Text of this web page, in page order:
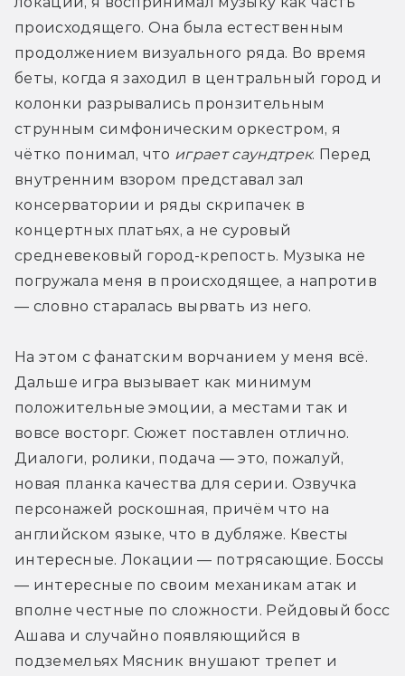
происходящего. Она была естественным
продолжением визуального ряда. Во время
беты, когда я заходил в центральный город и
колонки разрывались пронзительным
струнным симфоническим оркестром, я
чётко понимал, что играет саундтрек. Перед
внутренним взором представал зал
консерватории и ряды скрипачек в
концертных платьях, а не суровый
средневековый город-крепость. Музыка не
погружала меня в происходящее, а напротив
— словно старалась вырвать из него.
На этом с фанатским ворчанием у меня всё.
Дальше игра вызывает как минимум
положительные эмоции, а местами так и
вовсе восторг. Сюжет поставлен отлично.
Диалоги, ролики, подача — это, пожалуй,
новая планка качества для серии. Озвучка
персонажей роскошная, причём что на
английском языке, что в дубляже. Квесты
интересные. Локации — потрясающие. Боссы
— интересные по своим механикам атак и
вполне честные по сложности. Рейдовый босс
Ашава и случайно появляющийся в
подземельях Мясник внушают трепет и